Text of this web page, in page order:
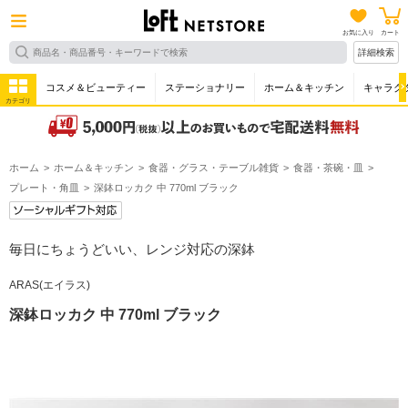
お気に入り カート
詳細検索
カテゴリ
コスメ＆ビューティー ステーショナリー ホーム＆キッチン キャラク
ホーム ホーム＆キッチン 食器・グラス・テーブル雑貨
食器・茶碗・皿
プレート・角皿
深鉢ロッカク 中 770ml ブラック
毎日にちょうどいい、レンジ対応の深鉢
ARAS(エイラス)
深鉢ロッカク 中 770ml ブラック